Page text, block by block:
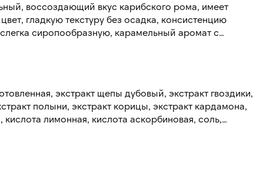
воссоздающий вкус карибского рома, имеет
гладкую текстуру без осадка, консистенцию
сиропообразную, карамельный аромат с
сахара.
экстракт щепы дубовый, экстракт гвоздики,
полыни, экстракт корицы, экстракт кардамона,
кислота лимонная, кислота аскорбиновая, соль,
натрия